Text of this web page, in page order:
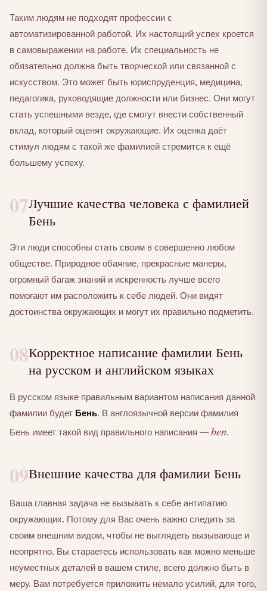
Таким людям не подходят профессии с
автоматизированной работой. Их настоящий успех кроется
в самовыражении на работе. Их специальность не
обязательно должна быть творческой или связанной с
искусством. Это может быть юриспруденция, медицина,
педагогика, руководящие должности или бизнес. Они могут
стать успешными везде, где смогут внести собственный
вклад, который оценят окружающие. Их оценка даёт
стимул людям с такой же фамилией стремится к ещё
большему успеху.
07Лучшие качества человека с фамилией
Бень
Эти люди способны стать своим в совершенно любом
обществе. Природное обаяние, прекрасные манеры,
огромный багаж знаний и искренность лучше всего
помогают им расположить к себе людей. Они видят
достоинства окружающих и могут их правильно подметить.
08Корректное написание фамилии Бень
на русском и английском языках
В русском языке правильным вариантом написания данной
фамилии будет Бень. В англоязычной версии фамилия
Бень имеет такой вид правильного написания — ben.
09Внешние качества для фамилии Бень
Ваша главная задача не вызывать к себе антипатию
окружающих. Потому для Вас очень важно следить за
своим внешним видом, чтобы не выглядеть вызывающе и
неопрятно. Вы стараетесь использовать как можно меньше
неуместных деталей в вашем стиле, всего должно быть в
меру. Вам потребуется приложить немало усилий, для того,